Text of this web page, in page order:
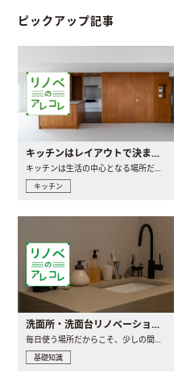
ピックアップ記事
キッチンはレイアウトで決まる。後悔しないための考え方と選び方
キッチンは生活の中心となる場所だからこそ、家の中のどこに置..
キッチン
洗面所・洗面台リノベーションの事例と間取りアイデア
基礎知識